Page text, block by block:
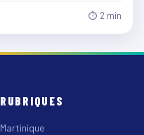
⏱ 2 min
RUBRIQUES
Martinique